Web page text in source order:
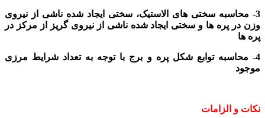
3- محاسبه سختی های الاستیک، سختی ایجاد شده ناشی از نیروی
وزن در پره ها و سختی ایجاد شده ناشی از نیروی گریز از مرکز در
پره ها
4- محاسبه توابع شکل پره و برج با توجه به تعداد شرایط مرزی
موجود
نکات و الزامات